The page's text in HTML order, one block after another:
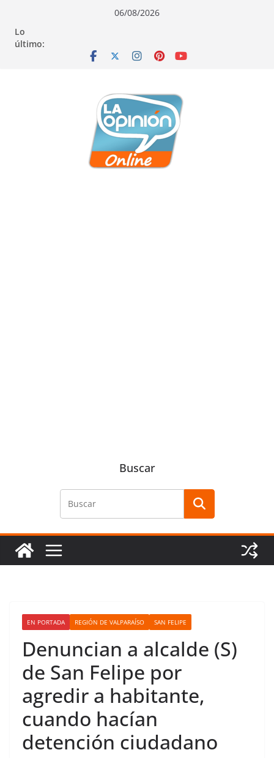
contenido
navegación
contenido
06/08/2026
Lo
último:
Buscar
EN PORTADA REGIÓN DE VALPARAÍSO SAN FELIPE
Denuncian a alcalde (S)
de San Felipe por
agredir a habitante,
cuando hacían
detención ciudadano